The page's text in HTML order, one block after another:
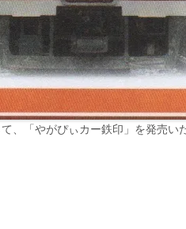
、「やがぴぃカー鉄印」を発売い